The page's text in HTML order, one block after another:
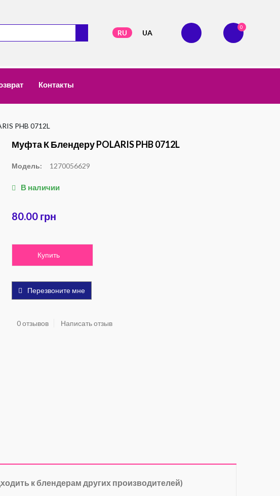
RU UA
0
Контакты
PHB 0712L
Муфта К Блендеру POLARIS PHB 0712L
Модель: 1270056629
В наличии
80.00 грн
Купить
Перезвоните мне
0 отзывов Написать отзыв
к блендерам других производителей)